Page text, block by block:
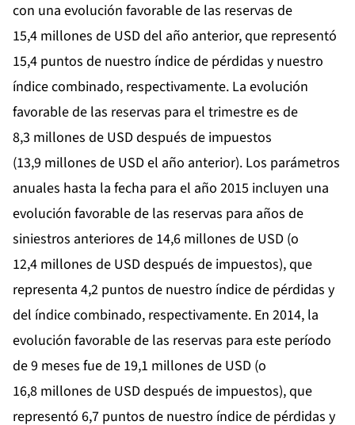
con una evolución favorable de las reservas de
15,4 millones de USD del año anterior, que representó
15,4 puntos de nuestro índice de pérdidas y nuestro
índice combinado, respectivamente. La evolución
favorable de las reservas para el trimestre es de
8,3 millones de USD después de impuestos
(13,9 millones de USD el año anterior). Los parámetros
anuales hasta la fecha para el año 2015 incluyen una
evolución favorable de las reservas para años de
siniestros anteriores de 14,6 millones de USD (o
12,4 millones de USD después de impuestos), que
representa 4,2 puntos de nuestro índice de pérdidas y
del índice combinado, respectivamente. En 2014, la
evolución favorable de las reservas para este período
de 9 meses fue de 19,1 millones de USD (o
16,8 millones de USD después de impuestos), que
representó 6,7 puntos de nuestro índice de pérdidas y